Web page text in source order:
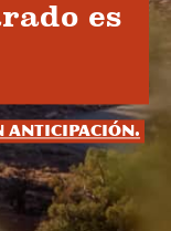
es
anticipación.